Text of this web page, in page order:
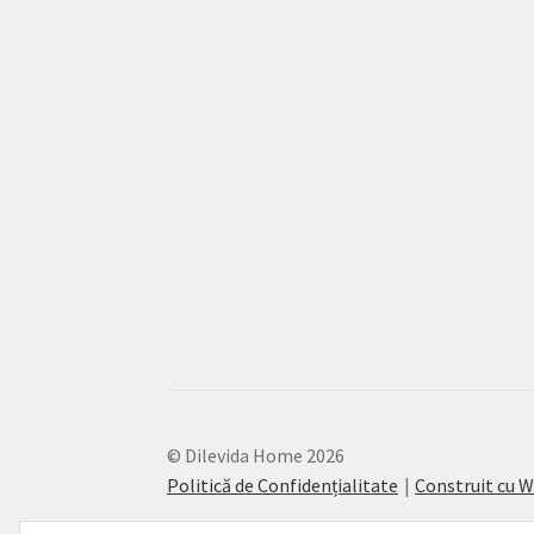
© Dilevida Home 2026
Politică de Confidențialitate
Construit cu